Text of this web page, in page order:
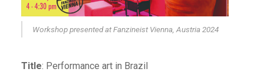
Workshop presented at Fanzineist Vienna, Austria 2024
Title: Performance art in Brazil